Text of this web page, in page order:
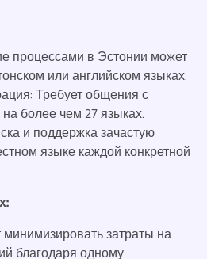
процессами в Эстонии может
или английском языках.
Требует общения с
более чем 27 языках.
и поддержка зачастую
языке каждой конкретной
затраты на
благодаря одному